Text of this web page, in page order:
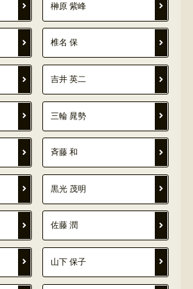
榊原 紫峰
椎名 保
吉井 英二
三輪 晁勢
斉藤 和
黒光 茂明
佐藤 潤
山下 保子